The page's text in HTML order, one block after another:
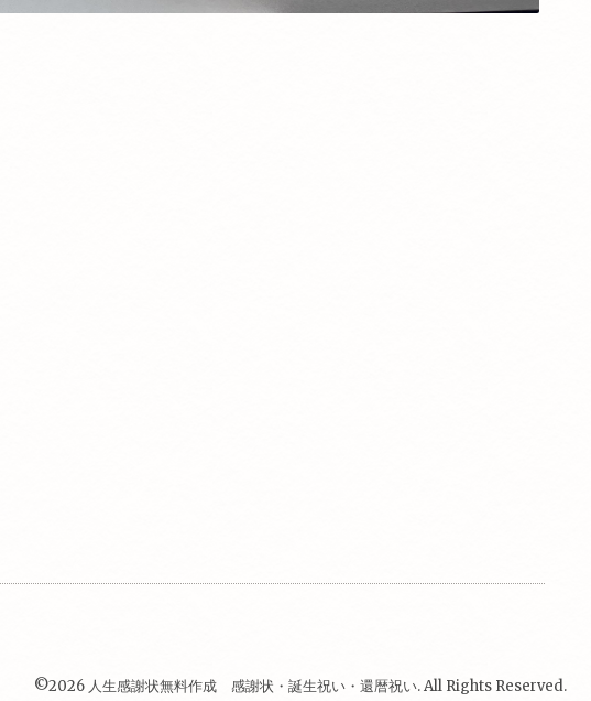
©2026 人生感謝状無料作成 感謝状・誕生祝い・還暦祝い. All Rights Reserved.